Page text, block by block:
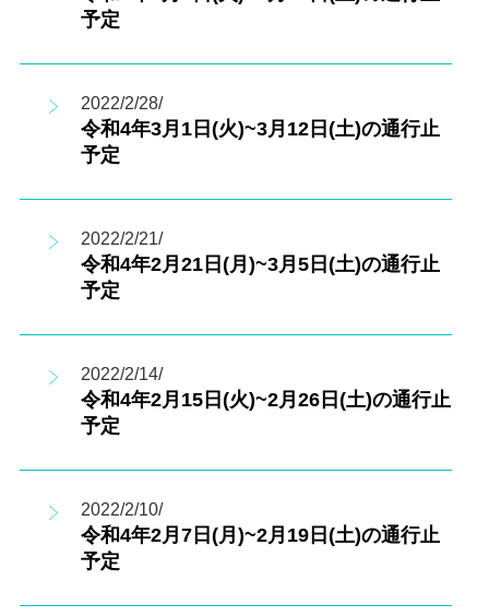
予定
2022/2/28/
令和4年3月1日(火)~3月12日(土)の通行止
予定
2022/2/21/
令和4年2月21日(月)~3月5日(土)の通行止
予定
2022/2/14/
令和4年2月15日(火)~2月26日(土)の通行止
予定
2022/2/10/
令和4年2月7日(月)~2月19日(土)の通行止
予定